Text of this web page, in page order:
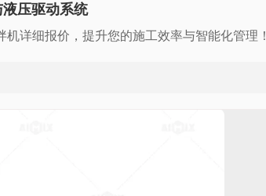
压驱动系统
详细报价，提升您的施工效率与智能化管理！